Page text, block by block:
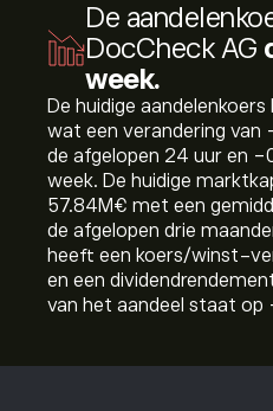
De
DocCheck AG
week.
De huidige
wat een verandering van
de afgelopen 24 uur en ‎-
week. De huidige
57.84M‎€‎ met een
de afgelopen drie
heeft een koers/winst-
en een
van het aandeel staat op